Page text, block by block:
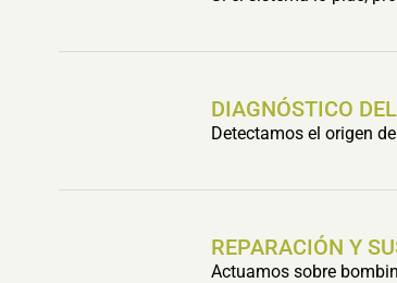
DIAGNÓSTICO
Detectamos el origen
REPARACIÓN Y
Actuamos sobre